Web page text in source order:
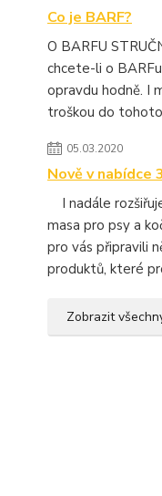
Co je BARF?
O BARFU
chcete-li o
opravdu hodně. I
troškou do
05.03.2020
Nově v nabídce
I nadále
masa pro psy a
pro vás připravili
produktů, které
Zobrazit